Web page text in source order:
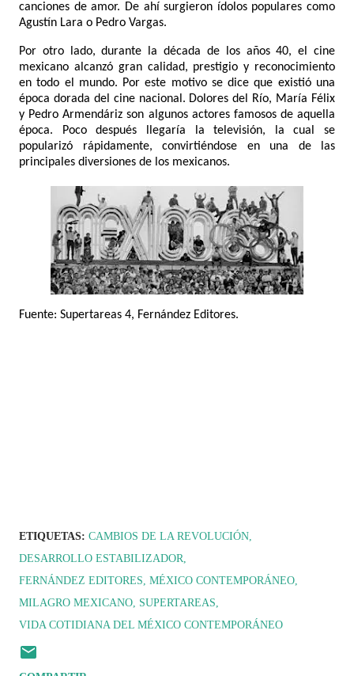
canciones de amor. De ahí surgieron ídolos populares como
Agustín Lara o Pedro Vargas.
Por otro lado, durante la década de los años 40, el cine
mexicano alcanzó gran calidad, prestigio y reconocimiento
en todo el mundo. Por este motivo se dice que existió una
época dorada del cine nacional. Dolores del Río, María Félix
y Pedro Armendáriz son algunos actores famosos de aquella
época. Poco después llegaría la televisión, la cual se
popularizó rápidamente, convirtiéndose en una de las
principales diversiones de los mexicanos.
Fuente: Supertareas 4, Fernández Editores.
ETIQUETAS: CAMBIOS DE LA REVOLUCIÓN
DESARROLLO ESTABILIZADOR
FERNÁNDEZ EDITORES MÉXICO CONTEMPORÁNEO
MILAGRO MEXICANO SUPERTAREAS
VIDA COTIDIANA DEL MÉXICO CONTEMPORÁNEO